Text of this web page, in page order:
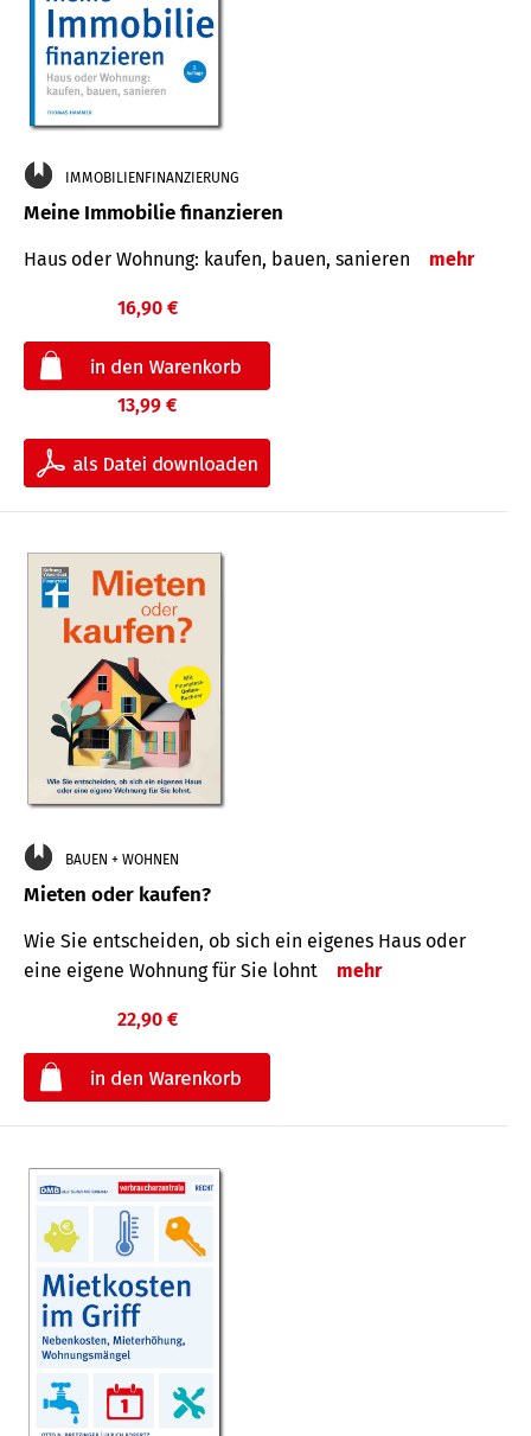
IMMOBILIENFINANZIERUNG
Meine Immobilie finanzieren
Haus oder Wohnung: kaufen, bauen, sanieren mehr
16,90 €
13,99 €
BAUEN + WOHNEN
Mieten oder kaufen?
Wie Sie entscheiden, ob sich ein eigenes Haus oder
eine eigene Wohnung für Sie lohnt
mehr
22,90 €